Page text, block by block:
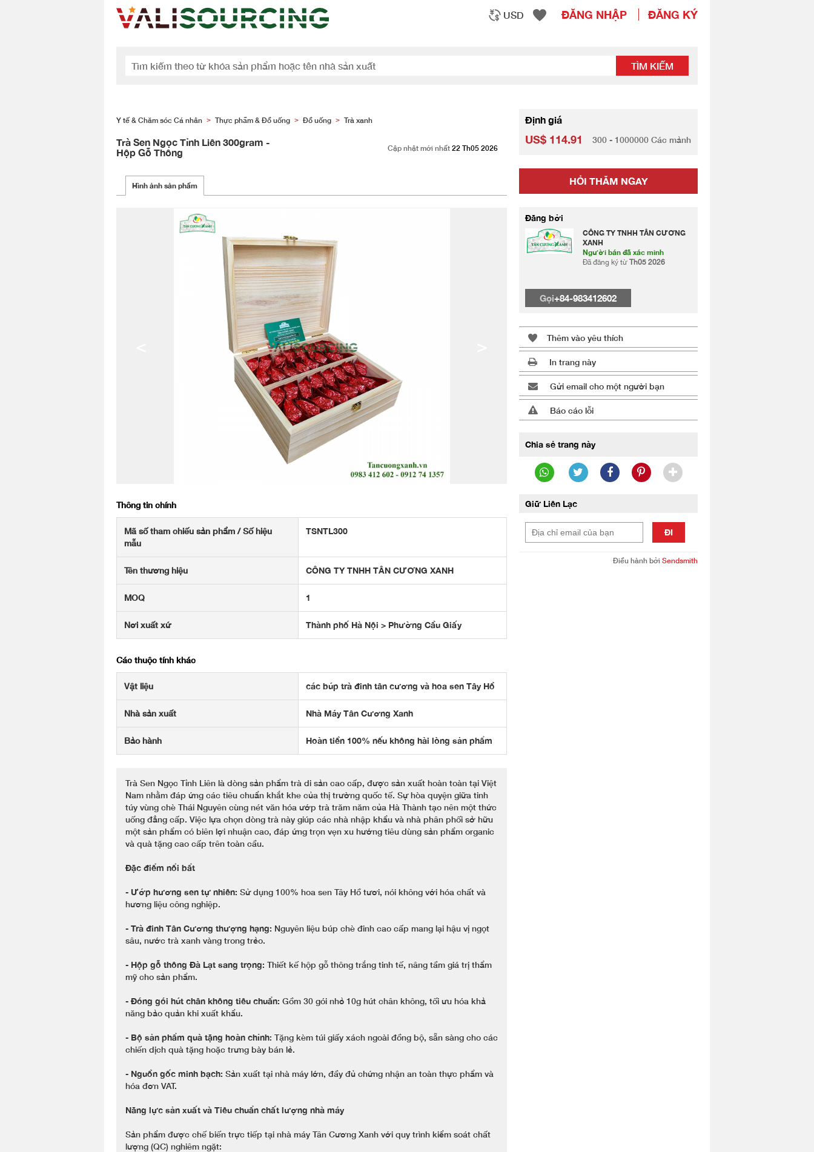
USD ĐĂNG NHẬP ĐĂNG KÝ
TÌM KIẾM
Y tế & Chăm sóc Cá nhân > Thực phẩm & Đồ uống > Đồ uống > Trà xanh
Trà Sen Ngọc Tỉnh Liên 300gram -
Hộp Gỗ Thông
Cập nhật mới nhất 22 Th05 2026
Hình ảnh sản phẩm
Thông tin chính
Mã số tham chiếu sản phẩm / Số hiệu
mẫu
TSNTL300
Tên thương hiệu CÔNG TY TNHH TÂN CƯƠNG XANH
MOQ 1
Nơi xuất xứ Thành phố Hà Nội > Phường Cầu Giấy
Các thuộc tính khác
Vật liệu các búp trà đinh tân cương và hoa sen Tây Hồ
Nhà sản xuất Nhà Máy Tân Cương Xanh
Bảo hành Hoàn tiền 100% nếu không hài lòng sản phẩm
Trà Sen Ngọc Tỉnh Liên là dòng sản phẩm trà di sản cao cấp, được sản xuất hoàn toàn tại Việt
Nam nhằm đáp ứng các tiêu chuẩn khắt khe của thị trường quốc tế. Sự hòa quyện giữa tinh
túy vùng chè Thái Nguyên cùng nét văn hóa ướp trà trăm năm của Hà Thành tạo nên một thức
uống đẳng cấp. Việc lựa chọn dòng trà này giúp các nhà nhập khẩu và nhà phân phối sở hữu
một sản phẩm có biên lợi nhuận cao, đáp ứng trọn vẹn xu hướng tiêu dùng sản phẩm organic
và quà tặng cao cấp trên toàn cầu.
Đặc điểm nổi bẩt
- Ướp hương sen tự nhiên: Sử dụng 100% hoa sen Tây Hồ tươi, nói không với hóa chất và
hương liệu công nghiệp.
- Trà đinh Tân Cương thượng hạng: Nguyên liệu búp chè đinh cao cấp mang lại hậu vị ngọt
sâu, nước trà xanh vàng trong trẻo.
- Hộp gỗ thông Đà Lạt sang trọng: Thiết kế hộp gỗ thông trắng tinh tế, nâng tầm giá trị thẩm
mỹ cho sản phẩm.
- Đóng gói hút chân không tiêu chuẩn: Gồm 30 gói nhỏ 10g hút chân không, tối ưu hóa khả
năng bảo quản khi xuất khẩu.
- Bộ sản phẩm quà tặng hoàn chỉnh: Tặng kèm túi giấy xách ngoài đồng bộ, sẵn sàng cho các
chiến dịch quà tặng hoặc trưng bày bán lẻ.
- Nguồn gốc minh bạch: Sản xuất tại nhà máy lớn, đầy đủ chứng nhận an toàn thực phẩm và
hóa đơn VAT.
Năng lực sản xuất và Tiêu chuẩn chất lượng nhà máy
Sản phẩm được chế biến trực tiếp tại nhà máy Tân Cương Xanh với quy trình kiểm soát chất
lượng (QC) nghiêm ngặt:
Định giá
US$ 114.91 300 - 1000000 Các mảnh
HỎI THĂM NGAY
Đăng bởi
CÔNG TY TNHH TÂN CƯƠNG
XANH
Người bán đã xác minh
Đã đăng ký từ Th05 2026
Gọi+84-983412602
Thêm vào yêu thích
In trang này
Gửi email cho một người bạn
Báo cáo lỗi
Chia sẻ trang này
Giữ Liên Lạc
ĐI
Điều hành bởi Sendsmith